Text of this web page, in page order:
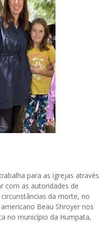
para as igrejas através
com as autoridades de
da morte, no
Beau Shroyer nos
no município da Humpata,